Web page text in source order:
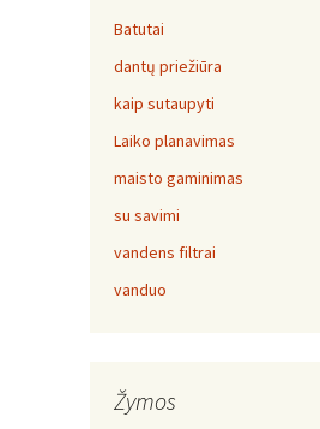
Batutai
dantų priežiūra
kaip sutaupyti
Laiko planavimas
maisto gaminimas
su savimi
vandens filtrai
vanduo
Žymos